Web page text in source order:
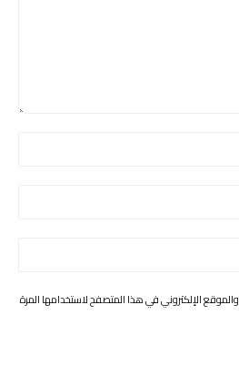
الإلكتروني في هذا المتصفح لاستخدامها المرة